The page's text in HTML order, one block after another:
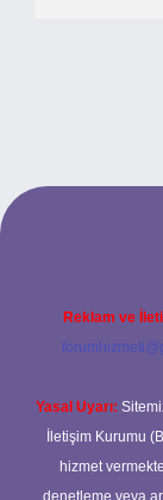
Reklam ve
Yasal Uyarı:
İletişim Kurumu
hizmet
denetleme veya